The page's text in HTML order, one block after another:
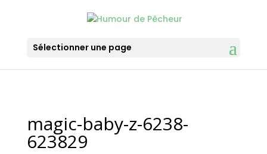
Sélectionner une page
magic-baby-z-6238-
623829